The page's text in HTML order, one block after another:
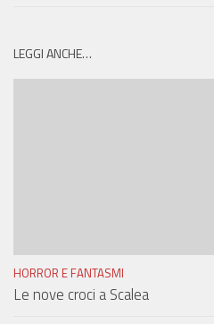
LEGGI ANCHE…
HORROR E FANTASMI
Le nove croci a Scalea